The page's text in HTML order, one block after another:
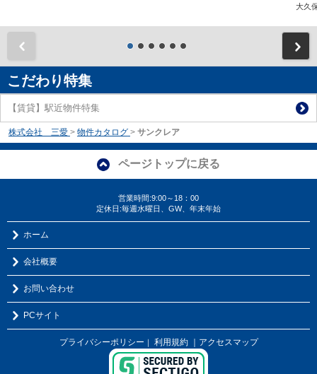
大
こだわり特集
【賃貸】駅近物件特集
株式会社 三愛 > 物件カタログ > サンクレア
ページトップに戻る
営業時間:9:00～18：00
定休日:毎週水曜日、GW、年末年始
ホーム
会社概要
お問い合わせ
PCサイト
プライバシーポリシー ｜ 利用規約 ｜アクセスマップ